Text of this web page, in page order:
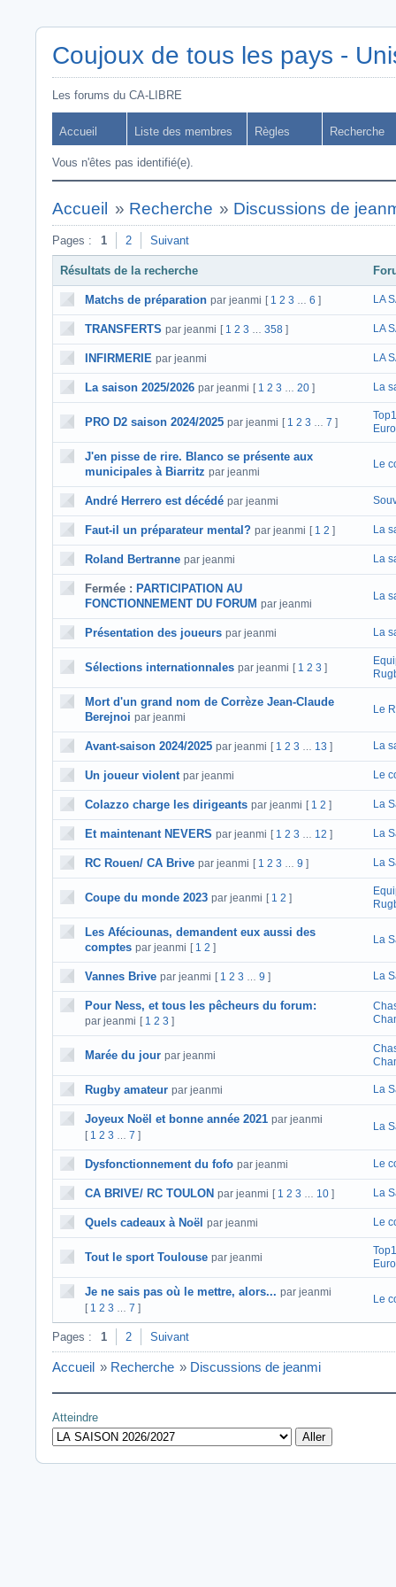
Coujoux de tous les pays -
Les forums du CA-LIBRE
Accueil Liste des membres Règles Recherche
Vous n'êtes pas identifié(e).
Accueil » Recherche » Discussions de
Pages : 1 2 Suivant
Résultats de la recherche
Matchs de préparation par jeanmi [ 1 2 3 6 ] LA
TRANSFERTS par jeanmi [ 1 2 3 358 ] LA
INFIRMERIE par jeanmi LA
La saison 2025/2026 par jeanmi [ 1 2 3 20 ] La
PRO D2 saison 2024/2025 par jeanmi [ 1 2 3 7 ]
J'en pisse de rire. Blanco se présente aux
municipales à Biarritz par jeanmi
Le
André Herrero est décédé par jeanmi
Faut-il un préparateur mental? par jeanmi [ 1 2 ] La
Roland Bertranne par jeanmi La
Fermée : PARTICIPATION AU
FONCTIONNEMENT DU FORUM par jeanmi
La
Présentation des joueurs par jeanmi La
Sélections internationnales par jeanmi [ 1 2 3 ]
Mort d'un grand nom de Corrèze Jean-Claude
Berejnoi par jeanmi
Le
Avant-saison 2024/2025 par jeanmi [ 1 2 3 13 ] La
Un joueur violent par jeanmi Le
Colazzo charge les dirigeants par jeanmi [ 1 2 ] La
Et maintenant NEVERS par jeanmi [ 1 2 3 12 ] La
RC Rouen/ CA Brive par jeanmi [ 1 2 3 9 ] La
Coupe du monde 2023 par jeanmi [ 1 2 ]
Les Aféciounas, demandent eux aussi des
comptes par jeanmi [ 1 2 ]
La
Vannes Brive par jeanmi [ 1 2 3 9 ] La
Pour Ness, et tous les pêcheurs du forum:
par jeanmi [ 1 2 3 ]
Marée du jour par jeanmi
Rugby amateur par jeanmi La
Joyeux Noël et bonne année 2021 par jeanmi
[ 1 2 3 7 ]
La
Dysfonctionnement du fofo par jeanmi Le
CA BRIVE/ RC TOULON par jeanmi [ 1 2 3 10 ] La
Quels cadeaux à Noël par jeanmi Le
Tout le sport Toulouse par jeanmi
Je ne sais pas où le mettre, alors... par jeanmi
[ 1 2 3 7 ]
Le
Pages : 1 2 Suivant
Accueil » Recherche » Discussions de jeanmi
Atteindre